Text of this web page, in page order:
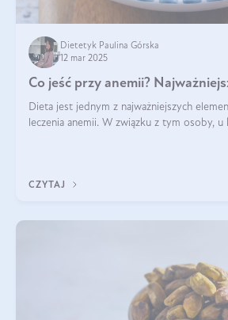
Dietetyk Paulina Górska
12 mar 2025
Co jeść przy anemii?
Dieta jest jednym z najważniejszych
leczenia anemii. W związku z tym osoby, u
CZYTAJ